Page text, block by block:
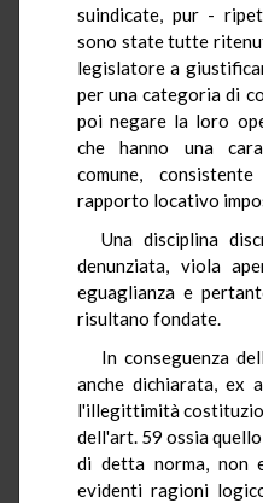
suindicate, pur -
sono state tutte
legislatore a
per una categoria di
poi negare la loro
che hanno una
comune,
rapporto locativo
Una disciplina
denunziata, viola
eguaglianza e
risultano fondate.
In conseguenza
anche dichiarata, ex
l'illegittimità
dell'art. 59 ossia
di detta norma, non
evidenti ragioni